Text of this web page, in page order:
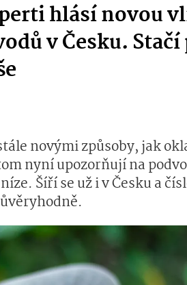
hlásí novou
v Česku.
novými způsoby, jak
nyní upozorňují na
Šíří se už i v Česku a